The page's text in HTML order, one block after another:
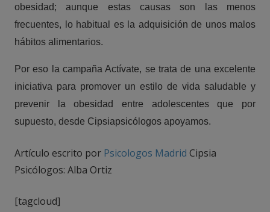
obesidad; aunque estas causas son las menos
frecuentes, lo habitual es la adquisición de unos malos
hábitos alimentarios.
Por eso la campaña Actívate, se trata de una excelente
iniciativa para promover un estilo de vida saludable y
prevenir la obesidad entre adolescentes que por
supuesto, desde Cipsiapsicólogos apoyamos.
Artículo escrito por Psicologos Madrid Cipsia
Psicólogos: Alba Ortiz
[tagcloud]